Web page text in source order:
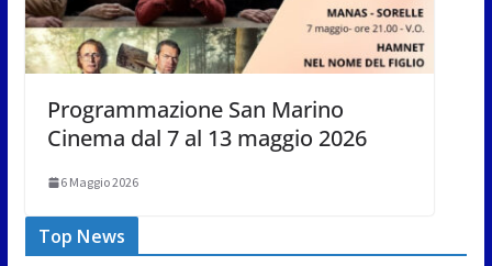
Programmazione San Marino
Cinema dal 7 al 13 maggio 2026
6 Maggio 2026
Top News